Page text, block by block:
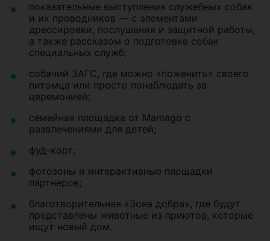
показательные выступления служебных собак
и их проводников — с элементами
дрессировки, послушания и защитной работы,
а также рассказом о подготовке собак
специальных служб;
собачий ЗАГС, где можно «поженить» своего
питомца или просто понаблюдать за
церемонией;
семейная площадка от Mamago с
развлечениями для детей;
фуд-корт;
фотозоны и интерактивные площадки
партнеров;
благотворительная «Зона добра», где будут
представлены животные из приютов, которые
ищут новый дом.